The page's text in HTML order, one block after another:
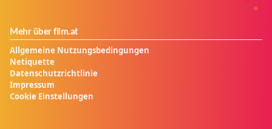
Mehr über film.at
Allgemeine Nutzungsbedingungen
Netiquette
Datenschutzrichtlinie
Impressum
Cookie Einstellungen